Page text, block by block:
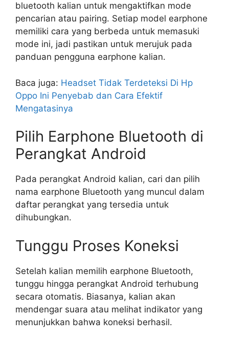
bluetooth kalian untuk mengaktifkan mode
pencarian atau pairing. Setiap model earphone
memiliki cara yang berbeda untuk memasuki
mode ini, jadi pastikan untuk merujuk pada
panduan pengguna earphone kalian.
Baca juga: Headset Tidak Terdeteksi Di Hp
Oppo Ini Penyebab dan Cara Efektif
Mengatasinya
Pilih Earphone Bluetooth di
Perangkat Android
Pada perangkat Android kalian, cari dan pilih
nama earphone Bluetooth yang muncul dalam
daftar perangkat yang tersedia untuk
dihubungkan.
Tunggu Proses Koneksi
Setelah kalian memilih earphone Bluetooth,
tunggu hingga perangkat Android terhubung
secara otomatis. Biasanya, kalian akan
mendengar suara atau melihat indikator yang
menunjukkan bahwa koneksi berhasil.